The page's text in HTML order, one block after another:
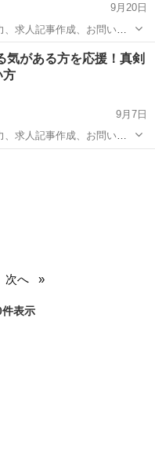
9月20日
求人記事作成、お問い合
も安心
比例して報 酬 U P！が見込
キャンペーン SNS
気がある方を応援！真剣
方
9月7日
求人記事作成、お問い合
も安心
次へ
表示